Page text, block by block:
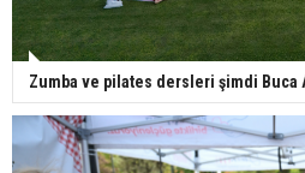
Zumba ve pilates dersleri şimdi Buca